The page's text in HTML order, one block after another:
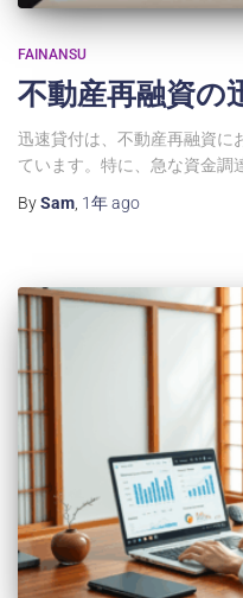
FAINANSU
不動産再融資の
迅速貸付は、不動産再融資に
ています。特に、急な資金調
BySam 1年ago